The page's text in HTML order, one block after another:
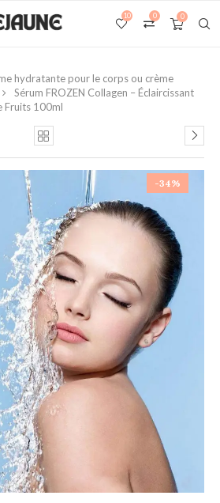
0
0
10
hydratante pour le corps ou crème
Sérum FROZEN Collagen – Éclaircissant
Fruits 100ml
-34%